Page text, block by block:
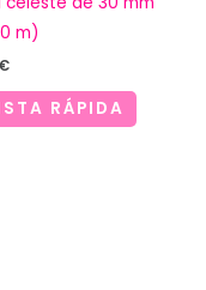
m)
€
RÁPIDA